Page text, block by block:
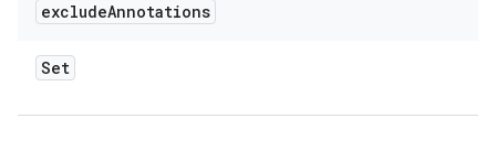
excludeAnnotations
Set